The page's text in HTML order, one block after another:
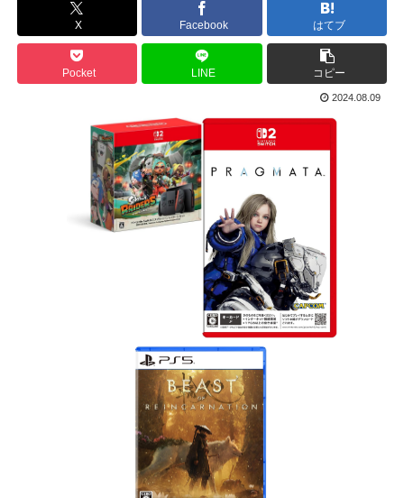
X Facebook はてブ
Pocket LINE コピー
2024.08.09